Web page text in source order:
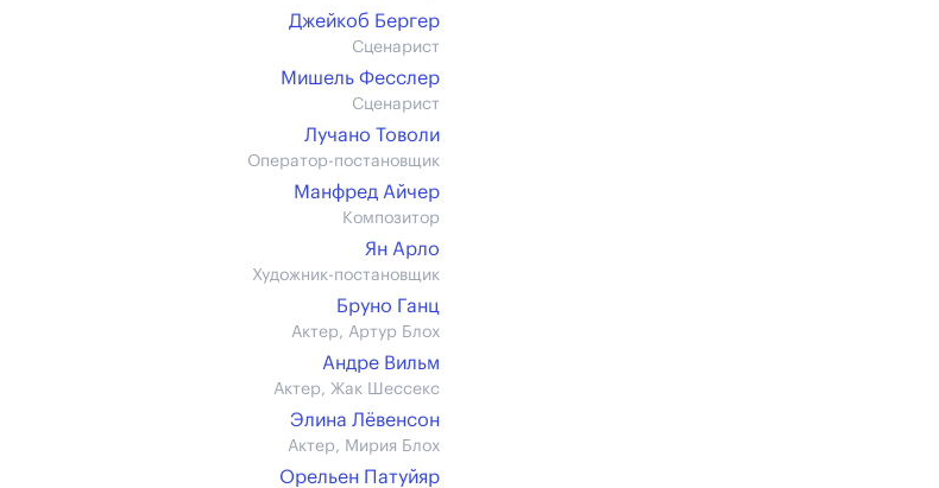
Джейкоб Бергер
Сценарист
Мишель Фесслер
Сценарист
Лучано Товоли
Оператор-постановщик
Манфред Айчер
Композитор
Ян Арло
Художник-постановщик
Бруно Ганц
Актер, Артур Блох
Андре Вильм
Актер, Жак Шессекс
Элина Лёвенсон
Актер, Мирия Блох
Орельен Патуйяр